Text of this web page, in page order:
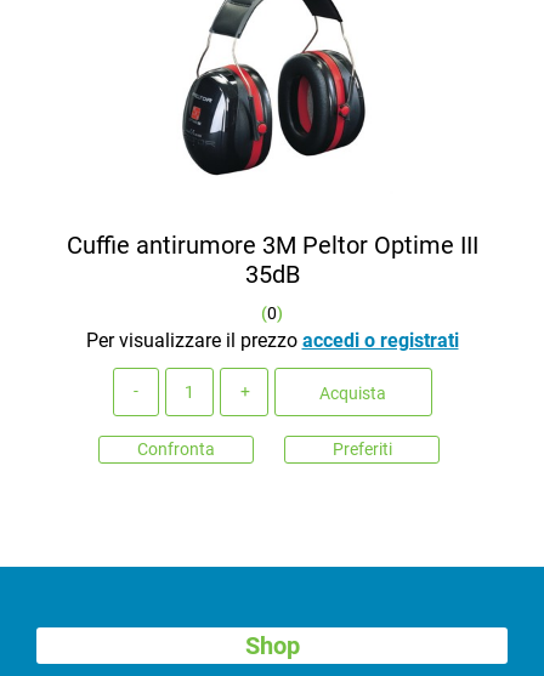
Cuffie antirumore 3M Peltor Optime III
35dB
(0)
Per visualizzare il prezzo accedi o registrati
Acquista
Confronta Preferiti
Shop